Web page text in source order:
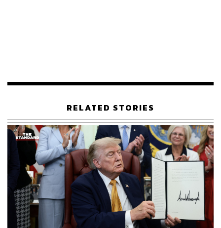
ต่อความตั้งใจเดิมของผู้สร้างและเจ้าของลิขสิทธิ์อย่างร้าย
นานะ ซูซูกิ ผู้ริเริ่มการล่ารายชื่อประท้วงทรัมป์ ให้สัมภาษณ์
กับ BBC โดยได้หยิบยกกรณีของอาจารย์ คาซึกิ ทาคาฮาชิ ผู้
เขียนเรื่อง Yu-Gi-Oh! ที่เพิ่งเสียชีวิตจากความพยายามลงไป
ช่วยชีวิตคนจมน้ำในทะเล
โดยเธอมองว่า เป็นการน่าเศร้าใจอย่างยิ่งที่ผลงานและจิต
วิญญาณอันสูงส่งของคนที่พยายามช่วยชีวิตผู้อื่น กลับถูกนำ
ไปใช้โปรโมทเรื่องราวทางการทหาร โดยที่เจ้าตัวไม่ได้มี
ชีวิตอยู่ เพื่อออกมาปกป้องผลงานของตัวเองได้
RELATED STORIES